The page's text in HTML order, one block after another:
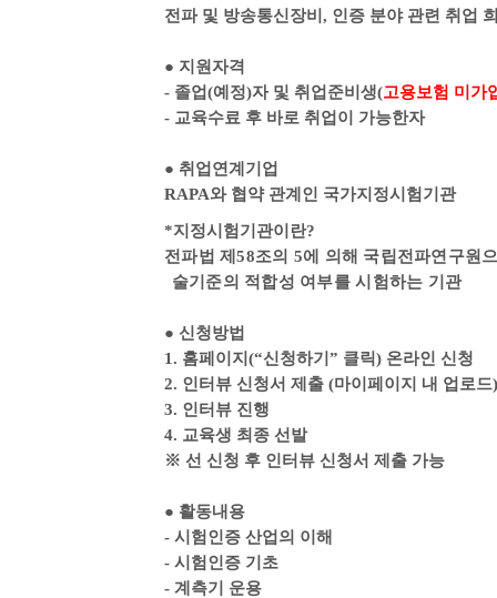
전파 및 방송통신장비 , 인증 분야 관련 취업
● 지원자격
- 졸업(예정)자 및 취업준비생(고용보험 미가
- 교육수료 후 바로 취업이 가능한자
● 취업연계기업
RAPA와 협약 관계인 국가지정시험기관
*지정시험기관이란?
전파법 제58조의 5에 의해 국립전파연구원
술기준의 적합성 여부를 시험하는 기관
● 신청방법
1. 홈페이지 (“신청하기 ” 클릭) 온라인 신청
2. 인터뷰 신청서 제출 (마이페이지 내 업로드)
3. 인터뷰 진행
4. 교육생 최종 선발
※ 선 신청 후 인터뷰 신청서 제출 가능
● 활동내용
- 시험인증 산업의 이해
- 시험인증 기초
- 계측기 운용